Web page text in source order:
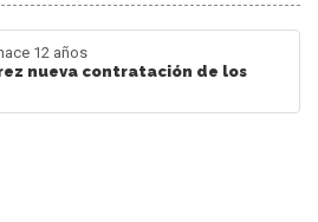
12 años
nueva contratación de los